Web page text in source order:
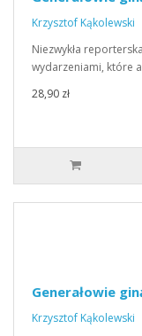
Krzysztof Kąkolewski
Niezwykła
wydarzeniami, które
28,90 zł
Generałowie
Krzysztof Kąkolewski